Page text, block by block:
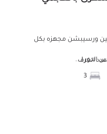
ورسيبشن مجهزه بكل
الدور ا...
عدد الغرف